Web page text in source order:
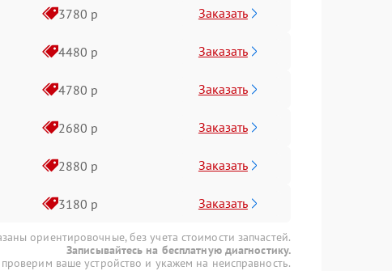
3780 р Заказать
4480 р Заказать
4780 р Заказать
2680 р Заказать
2880 р Заказать
3180 р Заказать
ориентировочные, без учета стоимости запчастей.
Записывайтесь на бесплатную диагностику.
ваше устройство и укажем на неисправность.